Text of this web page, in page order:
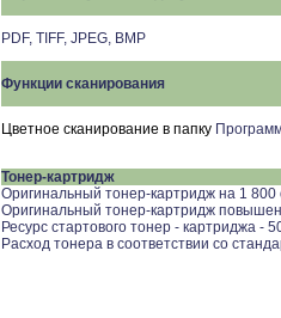
PDF, TIFF, JPEG, BMP
Функции сканирования
Цветное сканирование в папку
Тонер-картридж
Оригинальный тонер-картридж на 1
Оригинальный тонер-картридж
Ресурс стартового тонер - картриджа -
Расход тонера в соответствии со